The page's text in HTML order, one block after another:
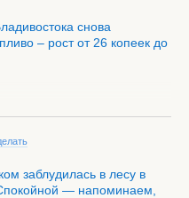
снова
– рост от 26 копеек до
заблудилась в лесу в
— напоминаем,